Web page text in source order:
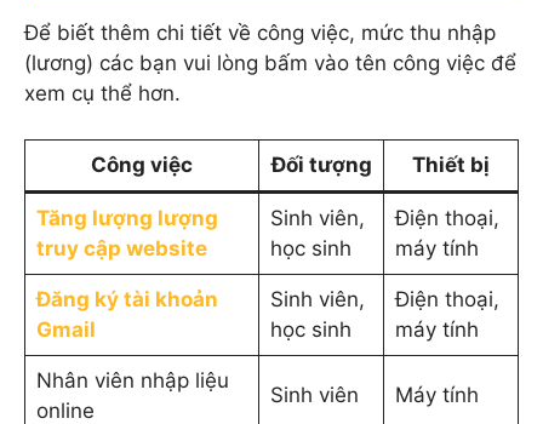
Để biết thêm chi tiết về công việc, mức thu nhập
(lương) các bạn vui lòng bấm vào tên công việc để
xem cụ thể hơn.
Công việc Đối tượng Thiết bị
Tăng lượng lượng
truy cập website
Sinh viên,
học sinh
Điện thoại,
máy tính
Đăng ký tài khoản
Gmail
Sinh viên,
học sinh
Điện thoại,
máy tính
Nhân viên nhập liệu
online
Sinh viên Máy tính